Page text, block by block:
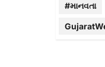
#માનવતા